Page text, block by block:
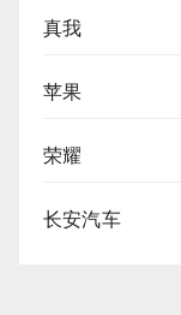
真我
苹果
荣耀
长安汽车